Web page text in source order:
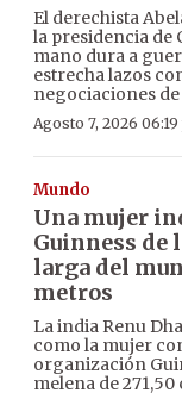
El derechista
la presidencia de
mano dura a
estrecha lazos
negociaciones de
Agosto 7, 2026 06:19
Mundo
Una mujer
Guinness de
larga del
metros
La india Renu
como la mujer
organización
melena de